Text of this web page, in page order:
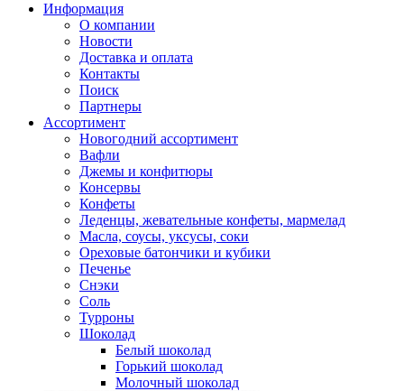
Информация
О компании
Новости
Доставка и оплата
Контакты
Поиск
Партнеры
Ассортимент
Новогодний ассортимент
Вафли
Джемы и конфитюры
Консервы
Конфеты
Леденцы, жевательные конфеты, мармелад
Масла, соусы, уксусы, соки
Ореховые батончики и кубики
Печенье
Снэки
Соль
Турроны
Шоколад
Белый шоколад
Горький шоколад
Молочный шоколад